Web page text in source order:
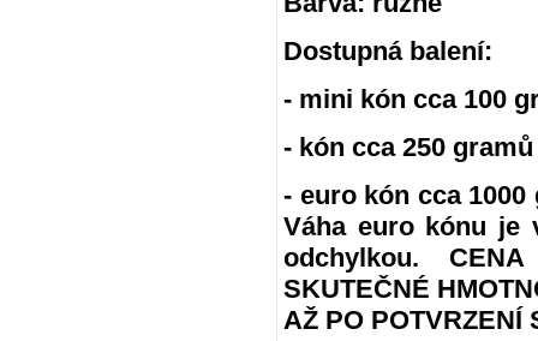
Dostupná balení:
- mini kón cca 100
- kón cca 250
- euro kón cca 1000
Váha euro kónu je
odchylkou.
SKUTEČNÉ
AŽ PO POTVRZENÍ